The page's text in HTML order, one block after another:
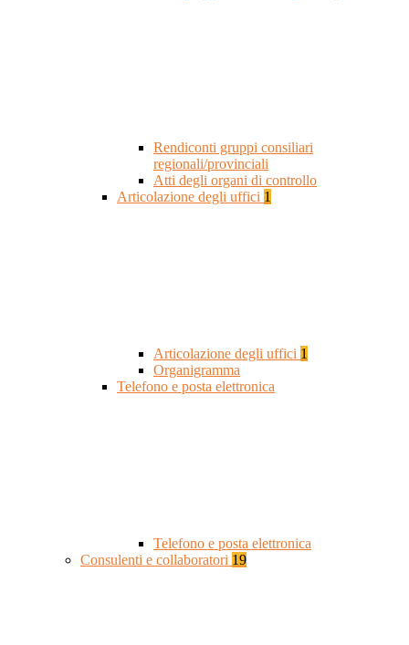
Rendiconti gruppi consiliari
regionali/provinciali
Atti degli organi di controllo
Articolazione degli uffici 1
Articolazione degli uffici 1
Organigramma
Telefono e posta elettronica
Telefono e posta elettronica
Consulenti e collaboratori 19